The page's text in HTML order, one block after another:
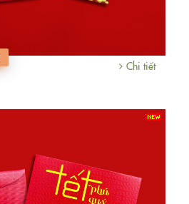
Chi tiết